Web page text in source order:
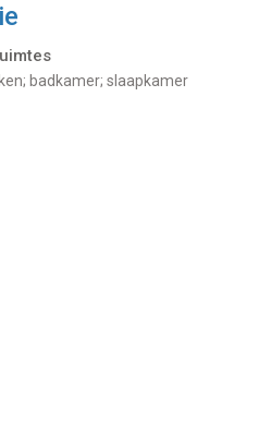
badkamer; slaapkamer